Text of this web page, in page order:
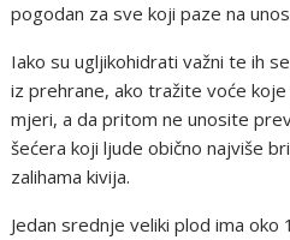
pogodan za sve koji paze na
Iako su ugljikohidrati važni te ih
iz prehrane, ako tražite voće
mjeri, a da pritom ne unosite
šećera koji ljude obično najviše
zalihama kivija.
Jedan srednje veliki plod ima oko